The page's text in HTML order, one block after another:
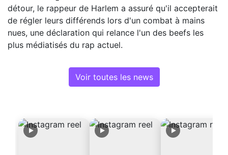
détour, le rappeur de Harlem a assuré qu'il accepterait
de régler leurs différends lors d'un combat à mains
nues, une déclaration qui relance l'un des beefs les
plus médiatisés du rap actuel.
Voir toutes les news